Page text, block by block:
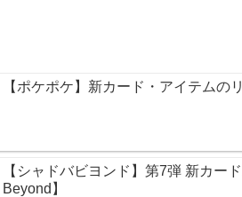
【ポケポケ】新カード・アイテムの
【シャドバビヨンド】第7弾 新カー
Beyond】